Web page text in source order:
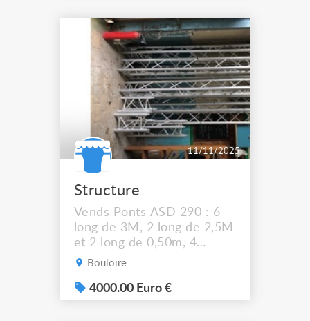
11/11/2025
Structure
Vends Ponts ASD 290 : 6
long de 3M, 2 long de 2,5M
et 2 long de 0,50m, 4
angles , 2 platines, 2 pieds
4 pieds MOBIL TRUST MTS
410 avec têtes, lot de 7 /8
Bouloire
4000.00 Euro €